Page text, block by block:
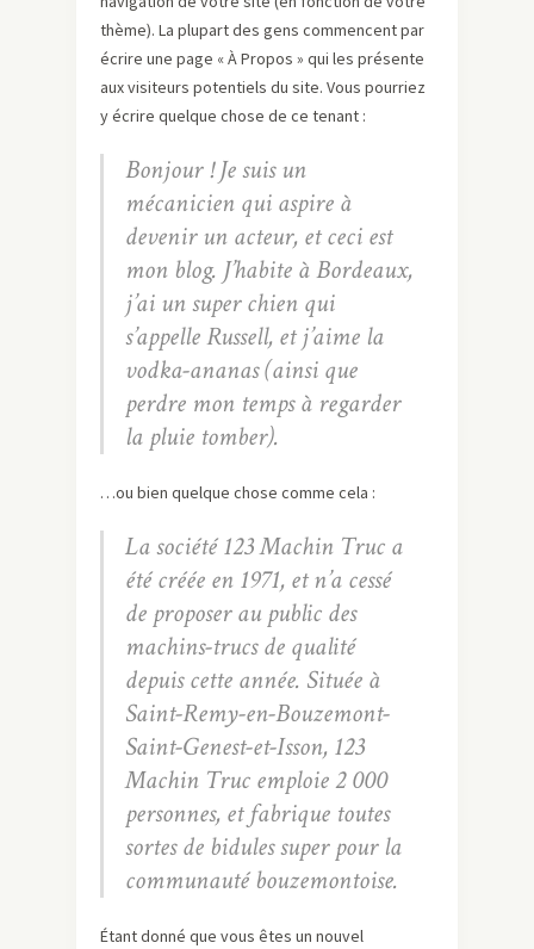
thème). La plupart des gens commencent par
écrire une page « À Propos » qui les présente
aux visiteurs potentiels du site. Vous pourriez
y écrire quelque chose de ce tenant :
Bonjour ! Je suis un
mécanicien qui aspire à
devenir un acteur, et ceci est
mon blog. J’habite à Bordeaux,
j’ai un super chien qui
s’appelle Russell, et j’aime la
vodka-ananas (ainsi que
perdre mon temps à regarder
la pluie tomber).
…ou bien quelque chose comme cela :
La société 123 Machin Truc a
été créée en 1971, et n’a cessé
de proposer au public des
machins-trucs de qualité
depuis cette année. Située à
Saint-Remy-en-Bouzemont-
Saint-Genest-et-Isson, 123
Machin Truc emploie 2 000
personnes, et fabrique toutes
sortes de bidules super pour la
communauté bouzemontoise.
Étant donné que vous êtes un nouvel